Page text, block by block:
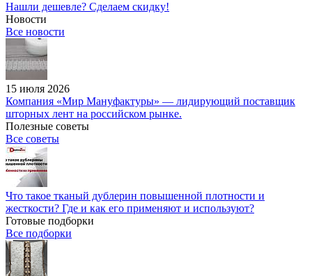
Нашли дешевле? Сделаем скидку!
Новости
Все новости
15 июля 2026
Компания «Мир Мануфактуры» — лидирующий поставщик
шторных лент на российском рынке.
Полезные советы
Все советы
Что такое тканый дублерин повышенной плотности и
жесткости? Где и как его применяют и используют?
Готовые подборки
Все подборки